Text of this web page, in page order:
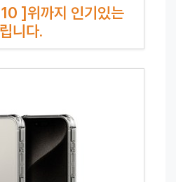
]위까지 인기있는
니다.